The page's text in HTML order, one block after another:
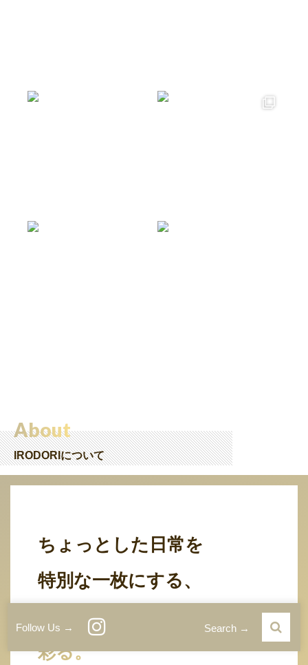
Follow Us → Search →
About
IRODORIについて
ちょっとした日常を
特別な一枚にする、
カメラと写真で生活を
彩る。